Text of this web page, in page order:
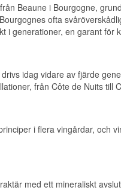
Beaune i Bourgogne,
ofta
i generationer, en garant för
idag vidare av fjärde
från Côte de Nuits till
i flera vingårdar, och
med ett mineraliskt